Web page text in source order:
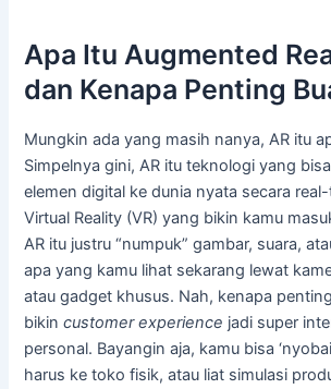
Apa Itu Augmented
dan Kenapa Penting
Mungkin ada yang masih nanya, AR itu
Simpelnya gini, AR itu teknologi yang
elemen digital ke dunia nyata secara
Virtual Reality (VR) yang bikin kamu
AR itu justru “numpuk” gambar, suara,
apa yang kamu lihat sekarang lewat
atau gadget khusus. Nah, kenapa
bikincustomer experience jadi super
personal. Bayangin aja, kamu bisa
harus ke toko fisik, atau liat simulasi